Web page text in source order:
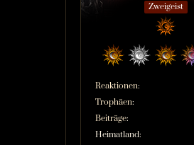
Zweigeist
Reaktionen
Trophäen
Beiträge
Heimatland